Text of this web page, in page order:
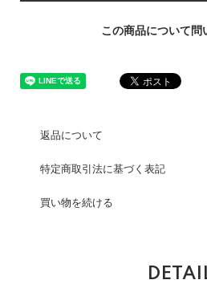
この商品について問
返品について
特定商取引法に基づく表記
買い物を続ける